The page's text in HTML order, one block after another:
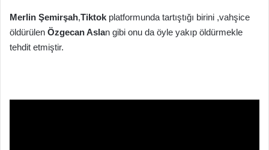
Merlin Şemirşah,Tiktok platformunda tartıştığı birini ,vahşice
öldürülen Özgecan Aslan gibi onu da öyle yakıp öldürmekle
tehdit etmiştir.